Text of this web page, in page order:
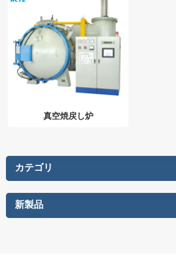
真空焼戻し炉
カテゴリ
新製品